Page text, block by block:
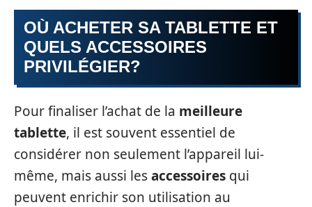
OÙ ACHETER SA TABLETTE ET
QUELS ACCESSOIRES
PRIVILÉGIER?
Pour finaliser l’achat de la meilleure
tablette, il est souvent essentiel de
considérer non seulement l’appareil lui-
même, mais aussi lesaccessoires qui
peuvent enrichir son utilisation au